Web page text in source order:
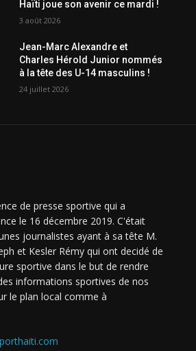
Haïti joue son avenir ce mardi !
3 août 2026
Jean-Marc Alexandre et
Charles Hérold Junior nommés
à la tête des U-14 masculins !
24 juillet 2026
de presse sportive qui a
le 16 décembre 2019. C'était
journalistes ayant à sa tête M.
et Kesler Rémy qui ont decidé de
sportive dans le but de rendre
informations sportives de nos
le plan local comme à